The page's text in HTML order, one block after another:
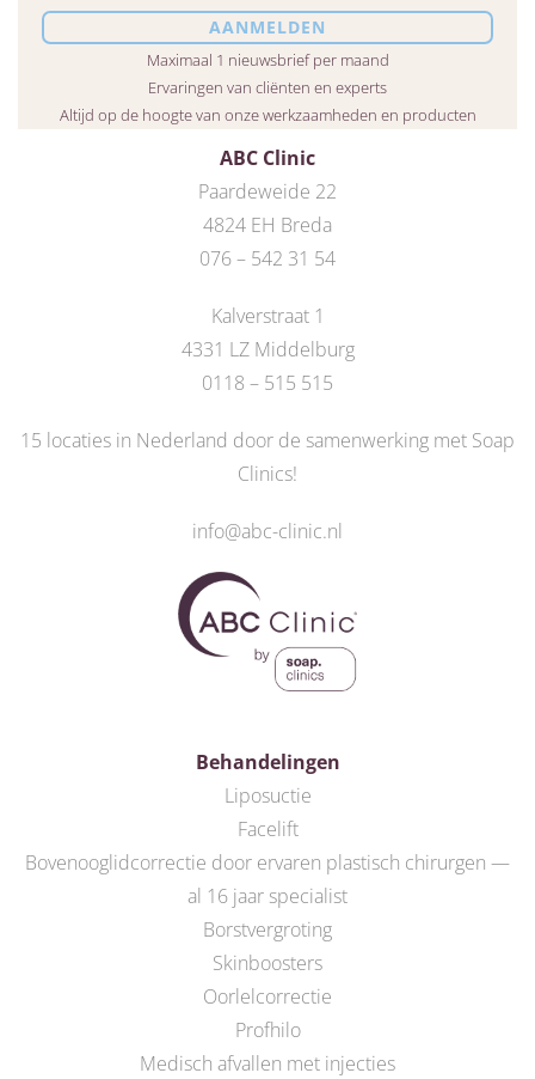
ABC Clinic
Paardeweide 22
4824 EH Breda
076 – 542 31 54
Kalverstraat 1
4331 LZ Middelburg
0118 – 515 515
15 locaties in Nederland door de samenwerking met Soap
Clinics!
info@abc-clinic.nl
Behandelingen
Liposuctie
Facelift
Bovenooglidcorrectie door ervaren plastisch chirurgen —
al 16 jaar specialist
Borstvergroting
Skinboosters
Oorlelcorrectie
Profhilo
Medisch afvallen met injecties
Maximaal 1 nieuwsbrief per maand
Ervaringen van cliënten en experts
Altijd op de hoogte van onze werkzaamheden en producten